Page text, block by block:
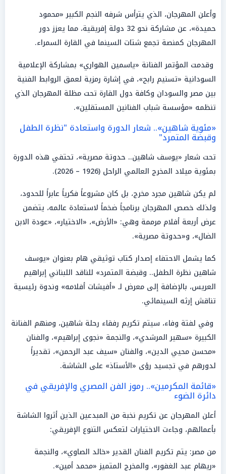
وأعلن المهرجان، الذي يترأس شرفه النجم الكبير «محمود
حميدة»، عن مشاركة نحو 32 دولة إفريقية، مما يعزز دور
المهرجان كمنصة تجمع شتات السينما في القارة السمراء.
وقدمت المؤتمر الفنانة «ياسمين الهواري» بمشاركة الإعلامية
السودانية «تسنيم رابح»، في إشارة رمزية لعمق الروابط الفنية
بين مصر والسودان وكافة دول القارة تحت مظلة المهرجان الذي
تنظمه «مؤسسة شباب الفنانين المستقلين».
«مئوية شاهين».. شعار الدورة واستعادة "نظرة الطفل
وقبضة المتمرد"
تحت شعار «يوسف شاهين.. حدوتة مصرية»، تحتفي هذه الدورة
بمئوية ميلاد المخرج العالمي الراحل (1926 – 2026).
لم يكن شاهين مجرد مخرج، بل كان مشروعاً فكرياً عابراً للحدود،
ولذلك خصص المهرجان برنامجاً ضخماً لاستعادة عالمه، يتضمن
عرض أربعة أفلام مرممة وهي: «الأرض»، «الاختيار»، «عودة الابن
الضال»، و«حدوتة مصرية».
كما يشمل الاحتفاء إصدار كتاب توثيقي هام بعنوان «يوسف
شاهين نظرة الطفل.. وقبضة المتمرد» للناقد اللبناني إبراهيم
العريس، بالإضافة إلى معرض لـ «أفيشات أفلامه» وندوة رئيسية
تناقش إرثه السينمائي.
وفي لفتة وفاء، سيتم تكريم رفقاء رحلة شاهين، ومنهم الفنانة
الكبيرة «سهير المرشدي»، والنجمة «نجوى إبراهيم»، والفنان
«محسن محيي الدين»، والفنان «سيف عبد الرحمن»، تقديراً
لدورهم في تجسيد رؤى «الأستاذ» على الشاشة.
«قائمة المكرمين».. رموز الفن المصري والإفريقي في
دائرة الضوء
أعلن المهرجان عن تكريم نخبة من المبدعين الذين أثروا الشاشة
بأعمالهم، وجاءت الاختيارات لتعكس التنوع الإفريقي:
من مصر: يتم تكريم الفنان القدير «خالد الصاوي»، والنجمة
«ريهام عبد الغفور»، والمخرج المتميز «محمد أمين».